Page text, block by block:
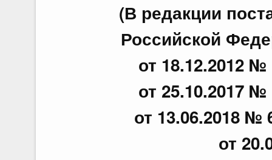
(В редакции
Российской
от 18.12.2012
от 25.10.2017
от 13.06.2018 №
от